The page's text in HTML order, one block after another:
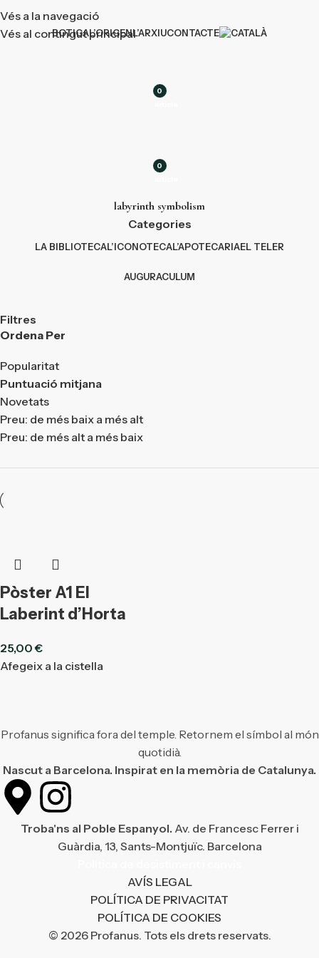
Vés a la navegació
Vés al contingut principal
BOTIGAL’ORIGENL’ARXIUCONTACTE
0
0
labyrinth symbolism
Categories
LA BIBLIOTECAL’ICONOTECAL’APOTECARIAEL TELER
AUGURACULUM
Filtres
Ordena Per
Popularitat
Puntuació mitjana
Novetats
Preu: de més baix a més alt
Preu: de més alt a més baix
Pòster A1 El
Laberint d’Horta
25,00€
Afegeix a la cistella
Profanus significa fora del temple. Retornem el símbol al món
quotidià.
Nascut a Barcelona. Inspirat en la memòria de Catalunya.
Troba'ns al Poble Espanyol. Av. de Francesc Ferrer i
Guàrdia, 13, Sants-Montjuïc. Barcelona
AVÍS LEGAL
POLÍTICA DE PRIVACITAT
POLÍTICA DE COOKIES
© 2026 Profanus. Tots els drets reservats.